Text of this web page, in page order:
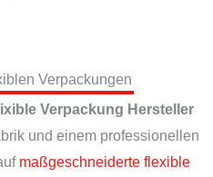
Verpackungen
Verpackung Hersteller
und einem professionellen
maßgeschneiderte flexible